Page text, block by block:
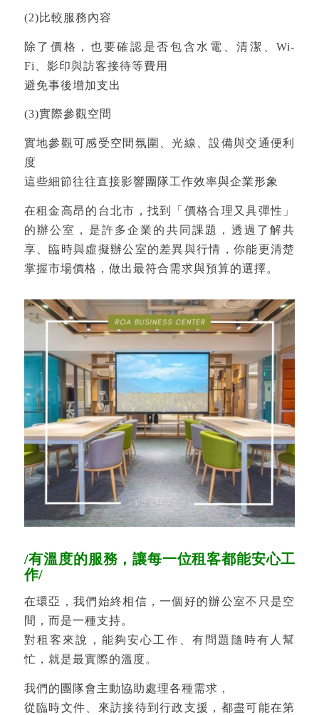
(2)比較服務內容
除了價格，也要確認是否包含水電、清潔、Wi-
Fi、影印與訪客接待等費用
避免事後增加支出
(3)實際參觀空間
實地參觀可感受空間氛圍、光線、設備與交通便利
度
這些細節往往直接影響團隊工作效率與企業形象
在租金高昂的台北市，找到「價格合理又具彈性」
的辦公室，是許多企業的共同課題，透過了解共
享、臨時與虛擬辦公室的差異與行情，你能更清楚
掌握市場價格，做出最符合需求與預算的選擇。
/有溫度的服務，讓每一位租客都能安心工
作/
在環亞，我們始終相信，一個好的辦公室不只是空
間，而是一種支持。
對租客來說，能夠安心工作、有問題隨時有人幫
忙，就是最實際的溫度。
我們的團隊會主動協助處理各種需求，
從臨時文件、來訪接待到行政支援，都盡可能在第